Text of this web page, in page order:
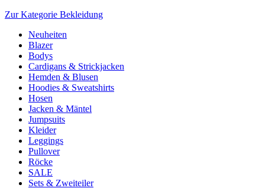
Zur Kategorie Bekleidung
Neuheiten
Blazer
Bodys
Cardigans & Strickjacken
Hemden & Blusen
Hoodies & Sweatshirts
Hosen
Jacken & Mäntel
Jumpsuits
Kleider
Leggings
Pullover
Röcke
SALE
Sets & Zweiteiler